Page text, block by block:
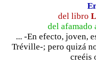
del libro
del afamado
... -En efecto, joven,
Tréville-; pero quizá
creéis